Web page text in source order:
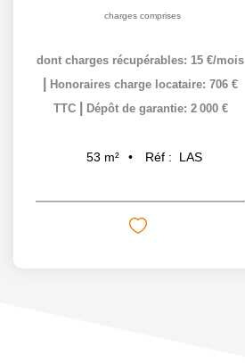
charges comprises
dont charges récupérables: 15 €/mois
Honoraires charge locataire: 706 €
TTC
Dépôt de garantie: 2 000 €
53 m² Réf : LAS